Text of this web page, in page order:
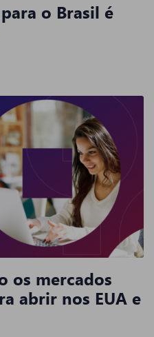
o Brasil é
os mercados
abrir nos EUA e